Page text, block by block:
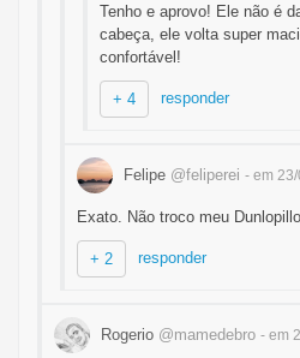
Tenho e aprovo! Ele não é
cabeça, ele volta super
confortável!
+ 4 responder
Felipe @feliperei - em
Exato. Não troco meu
+ 2 responder
Rogerio @mamedebro - em